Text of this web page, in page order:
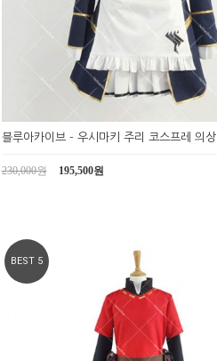
블루아카이브 - 우시마키 주리 코스프레 의상
230,000원 195,500원
BEST 5